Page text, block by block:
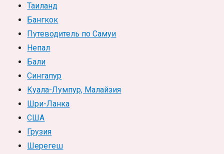
Таиланд
Бангкок
Путеводитель по Самуи
Непал
Бали
Сингапур
Куала-Лумпур, Малайзия
Шри-Ланка
США
Грузия
Шерегеш